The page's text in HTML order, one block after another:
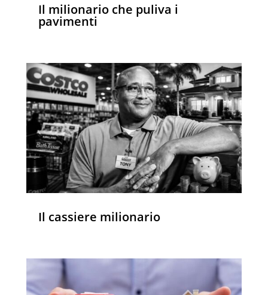
Il milionario che puliva i
pavimenti
Il cassiere milionario